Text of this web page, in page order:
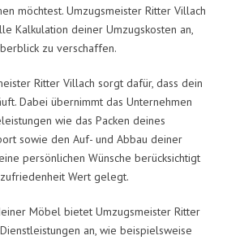
möchtest. Umzugsmeister Ritter Villach
Kalkulation deiner Umzugskosten an,
zu verschaffen.
Ritter Villach sorgt dafür, dass dein
Dabei übernimmt das Unternehmen
wie das Packen deines
sowie den Auf- und Abbau deiner
persönlichen Wünsche berücksichtigt
Wert gelegt.
Möbel bietet Umzugsmeister Ritter
an, wie beispielsweise